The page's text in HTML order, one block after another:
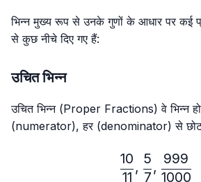
भिन्न मुख्य रूप से उनके गुणों के आधार पर कई
से कुछ नीचे दिए गए हैं:
उचित भिन्न
उचित भिन्न (Proper Fractions) वे भिन्न
(numerator), हर (denominator) से छोटा
11
10
,
7
5
,
1000
999